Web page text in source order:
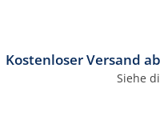
Kostenloser Versand
Siehe